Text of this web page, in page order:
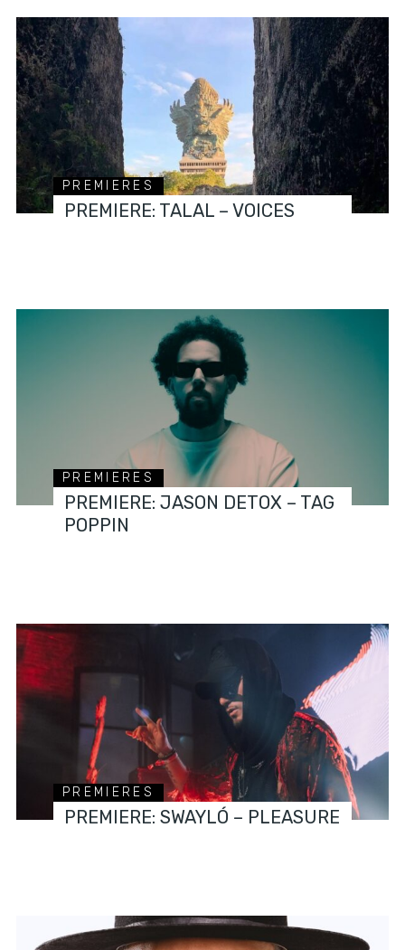
PREMIERES
PREMIERE: TALAL – VOICES
PREMIERES
PREMIERE: JASON DETOX – TAG
POPPIN
PREMIERES
PREMIERE: SWAYLÓ – PLEASURE